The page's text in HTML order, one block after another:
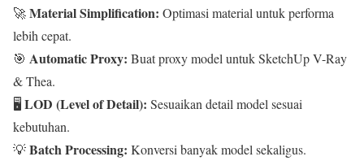
🚀Material Simplification: Optimasi material untuk performa
lebih cepat.
🎯 Automatic Proxy: Buat proxy model untuk SketchUp V-Ray
& Thea.
🖥️ LOD (Level of Detail): Sesuaikan detail model sesuai
kebutuhan.
💡Batch Processing: Konversi banyak model sekaligus.